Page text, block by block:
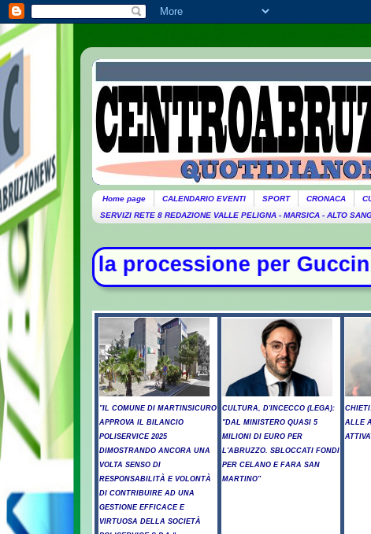
Home page CALENDARIO EVENTI SPORT CRONACA
SERVIZI RETE 8 REDAZIONE VALLE PELIGNA - MARSICA - ALTO
per Guccini. Domani
"IL COMUNE DI MARTINSICURO
APPROVA IL BILANCIO
POLISERVICE 2025
DIMOSTRANDO ANCORA UNA
VOLTA SENSO DI
RESPONSABILITÀ E VOLONTÀ
DI CONTRIBUIRE AD UNA
GESTIONE EFFICACE E
VIRTUOSA DELLA SOCIETÀ
CULTURA, D'INCECCO (LEGA):
"DAL MINISTERO QUASI 5
MILIONI DI EURO PER
L'ABRUZZO. SBLOCCATI FONDI
PER CELANO E FARA SAN
MARTINO"
ALLE